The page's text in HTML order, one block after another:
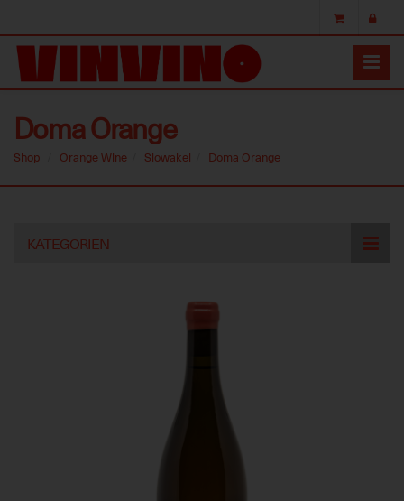
Doma Orange
Shop Orange Wine Slowakei Doma Orange
KATEGORIEN